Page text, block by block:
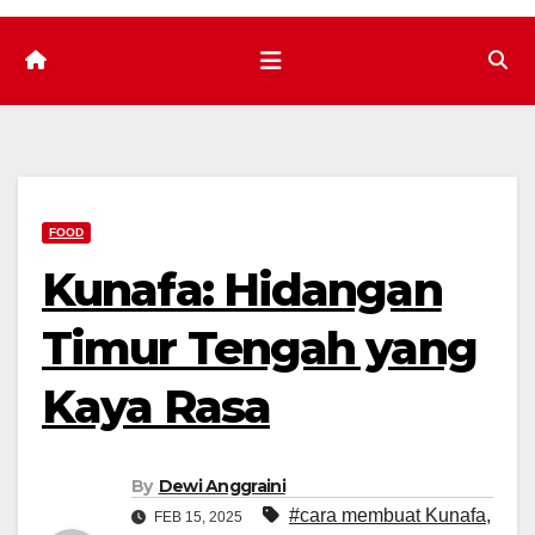
FOOD
Kunafa: Hidangan
Timur Tengah yang
Kaya Rasa
By Dewi Anggraini
FEB 15, 2025 #cara membuat Kunafa,